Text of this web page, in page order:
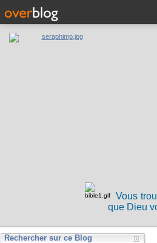
Vous
que Dieu
Rechercher sur ce Blog